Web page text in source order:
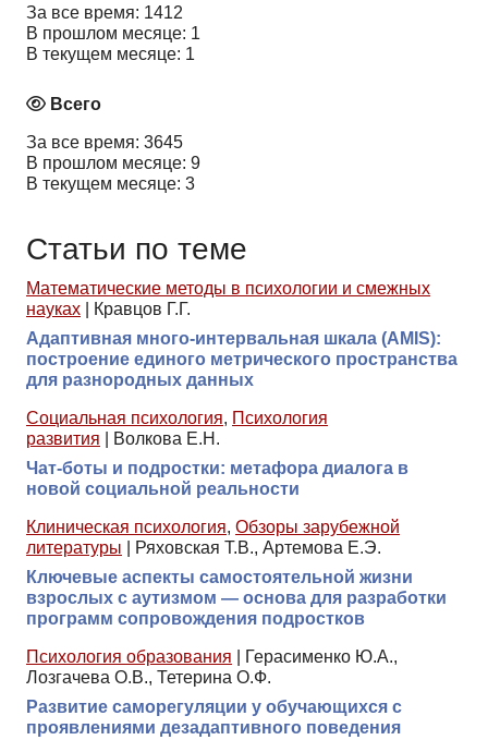
За все время: 1412
В прошлом месяце: 1
В текущем месяце: 1
Всего
За все время: 3645
В прошлом месяце: 9
В текущем месяце: 3
Статьи по теме
Математические методы в психологии и смежных
науках
Кравцов Г.Г.
Адаптивная много-интервальная шкала (AMIS):
построение единого метрического пространства
для разнородных данных
Социальная психология, Психология
развития
Волкова Е.Н.
Чат-боты и подростки: метафора диалога в
новой социальной реальности
Клиническая психология, Обзоры зарубежной
литературы
Ряховская Т.В., Артемова Е.Э.
Ключевые аспекты самостоятельной жизни
взрослых с аутизмом — основа для разработки
программ сопровождения подростков
Психология образования
Герасименко Ю.А.,
Лозгачева О.В., Тетерина О.Ф.
Развитие саморегуляции у обучающихся с
проявлениями дезадаптивного поведения